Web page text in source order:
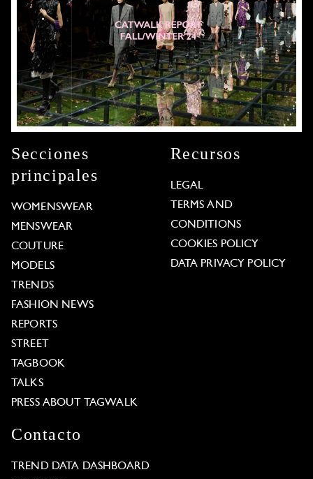
Secciones
principales
WOMENSWEAR
MENSWEAR
COUTURE
MODELS
TRENDS
FASHION NEWS
REPORTS
STREET
TAGBOOK
TALKS
PRESS ABOUT TAGWALK
Recursos
LEGAL
TERMS AND
CONDITIONS
COOKIES POLICY
DATA PRIVACY POLICY
Contacto
TREND DATA DASHBOARD